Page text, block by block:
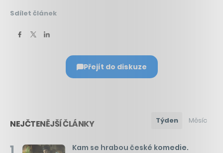
Sdílet článek
Přejít do diskuze
NEJČTENĚJŠÍ ČLÁNKY Týden Měsíc
Kam se hrabou české komedie.